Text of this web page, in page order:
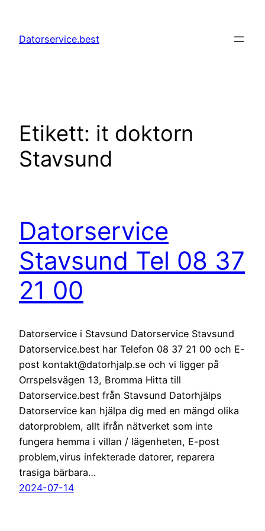
innehåll
Datorservice.best
Etikett: it doktorn
Stavsund
Datorservice
Stavsund Tel 08 37
21 00
Datorservice i Stavsund Datorservice Stavsund
Datorservice.best har Telefon 08 37 21 00 och E-
post kontakt@datorhjalp.se och vi ligger på
Orrspelsvägen 13, Bromma Hitta till
Datorservice.best från Stavsund Datorhjälps
Datorservice kan hjälpa dig med en mängd olika
datorproblem, allt ifrån nätverket som inte
fungera hemma i villan / lägenheten, E-post
problem,virus infekterade datorer, reparera
trasiga bärbara…
2024-07-14